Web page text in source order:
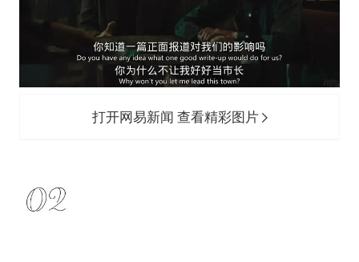
打开网易新闻 查看精彩图片